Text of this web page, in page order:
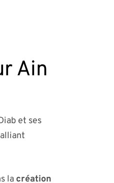
Ain
et ses
la création